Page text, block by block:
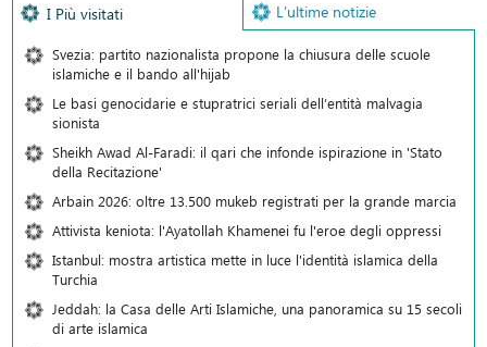
I Più visitati L’ultime notizie
Svezia: partito nazionalista propone la chiusura delle scuole
islamiche e il bando all'hijab
Le basi genocidarie e stupratrici seriali dell’entità malvagia
sionista
Sheikh Awad Al-Faradi: il qari che infonde ispirazione in 'Stato
della Recitazione'
Arbain 2026: oltre 13.500 mukeb registrati per la grande marcia
Attivista keniota: l'Ayatollah Khamenei fu l'eroe degli oppressi
Istanbul: mostra artistica mette in luce l'identità islamica della
Turchia
Jeddah: la Casa delle Arti Islamiche, una panoramica su 15 secoli
di arte islamica